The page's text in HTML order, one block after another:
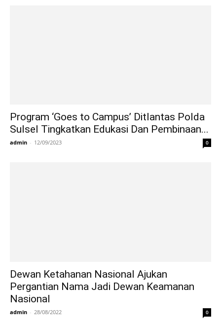
Program ‘Goes to Campus’ Ditlantas Polda
Sulsel Tingkatkan Edukasi Dan Pembinaan...
admin - 12/09/2023 0
Dewan Ketahanan Nasional Ajukan
Pergantian Nama Jadi Dewan Keamanan
Nasional
admin - 28/08/2022 0